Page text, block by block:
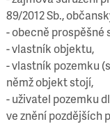
89/2012 Sb.,
- obecně prospěšné
- vlastník objektu,
- vlastník pozemku
němž objekt stojí,
- uživatel pozemku
ve znění pozdějších